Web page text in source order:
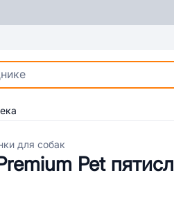
для собак
Pet